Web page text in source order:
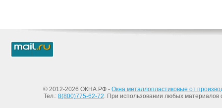
© 2012-2026 ОКНА.РФ -Окна металлопластиковые от
Тел.: 8(800)775-62-72. При использовании любых материалов